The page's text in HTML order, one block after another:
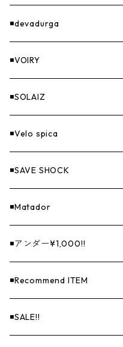
GOODS
◾️devadurga
◾️VOIRY
◾️SOLAIZ
◾️Velo spica
◾️SAVE SHOCK
◾️Matador
◾️アンダー¥1,000!!
◾️Recommend ITEM
◾️SALE!!